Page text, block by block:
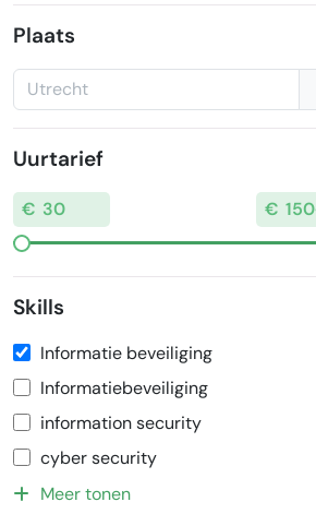
Plaats
Uurtarief
Skills
Informatie beveiliging
Informatiebeveiliging
information security
cyber security
Meer tonen